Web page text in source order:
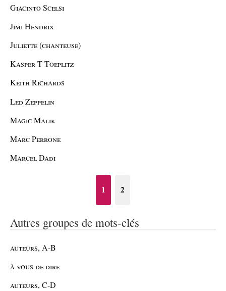
Giacinto Scelsi
Jimi Hendrix
Juliette (chanteuse)
Kasper T Toeplitz
Keith Richards
Led Zeppelin
Magic Malik
Marc Perrone
Marcel Dadi
1 2
Autres groupes de mots-clés
auteurs, A-B
à vous de dire
auteurs, C-D